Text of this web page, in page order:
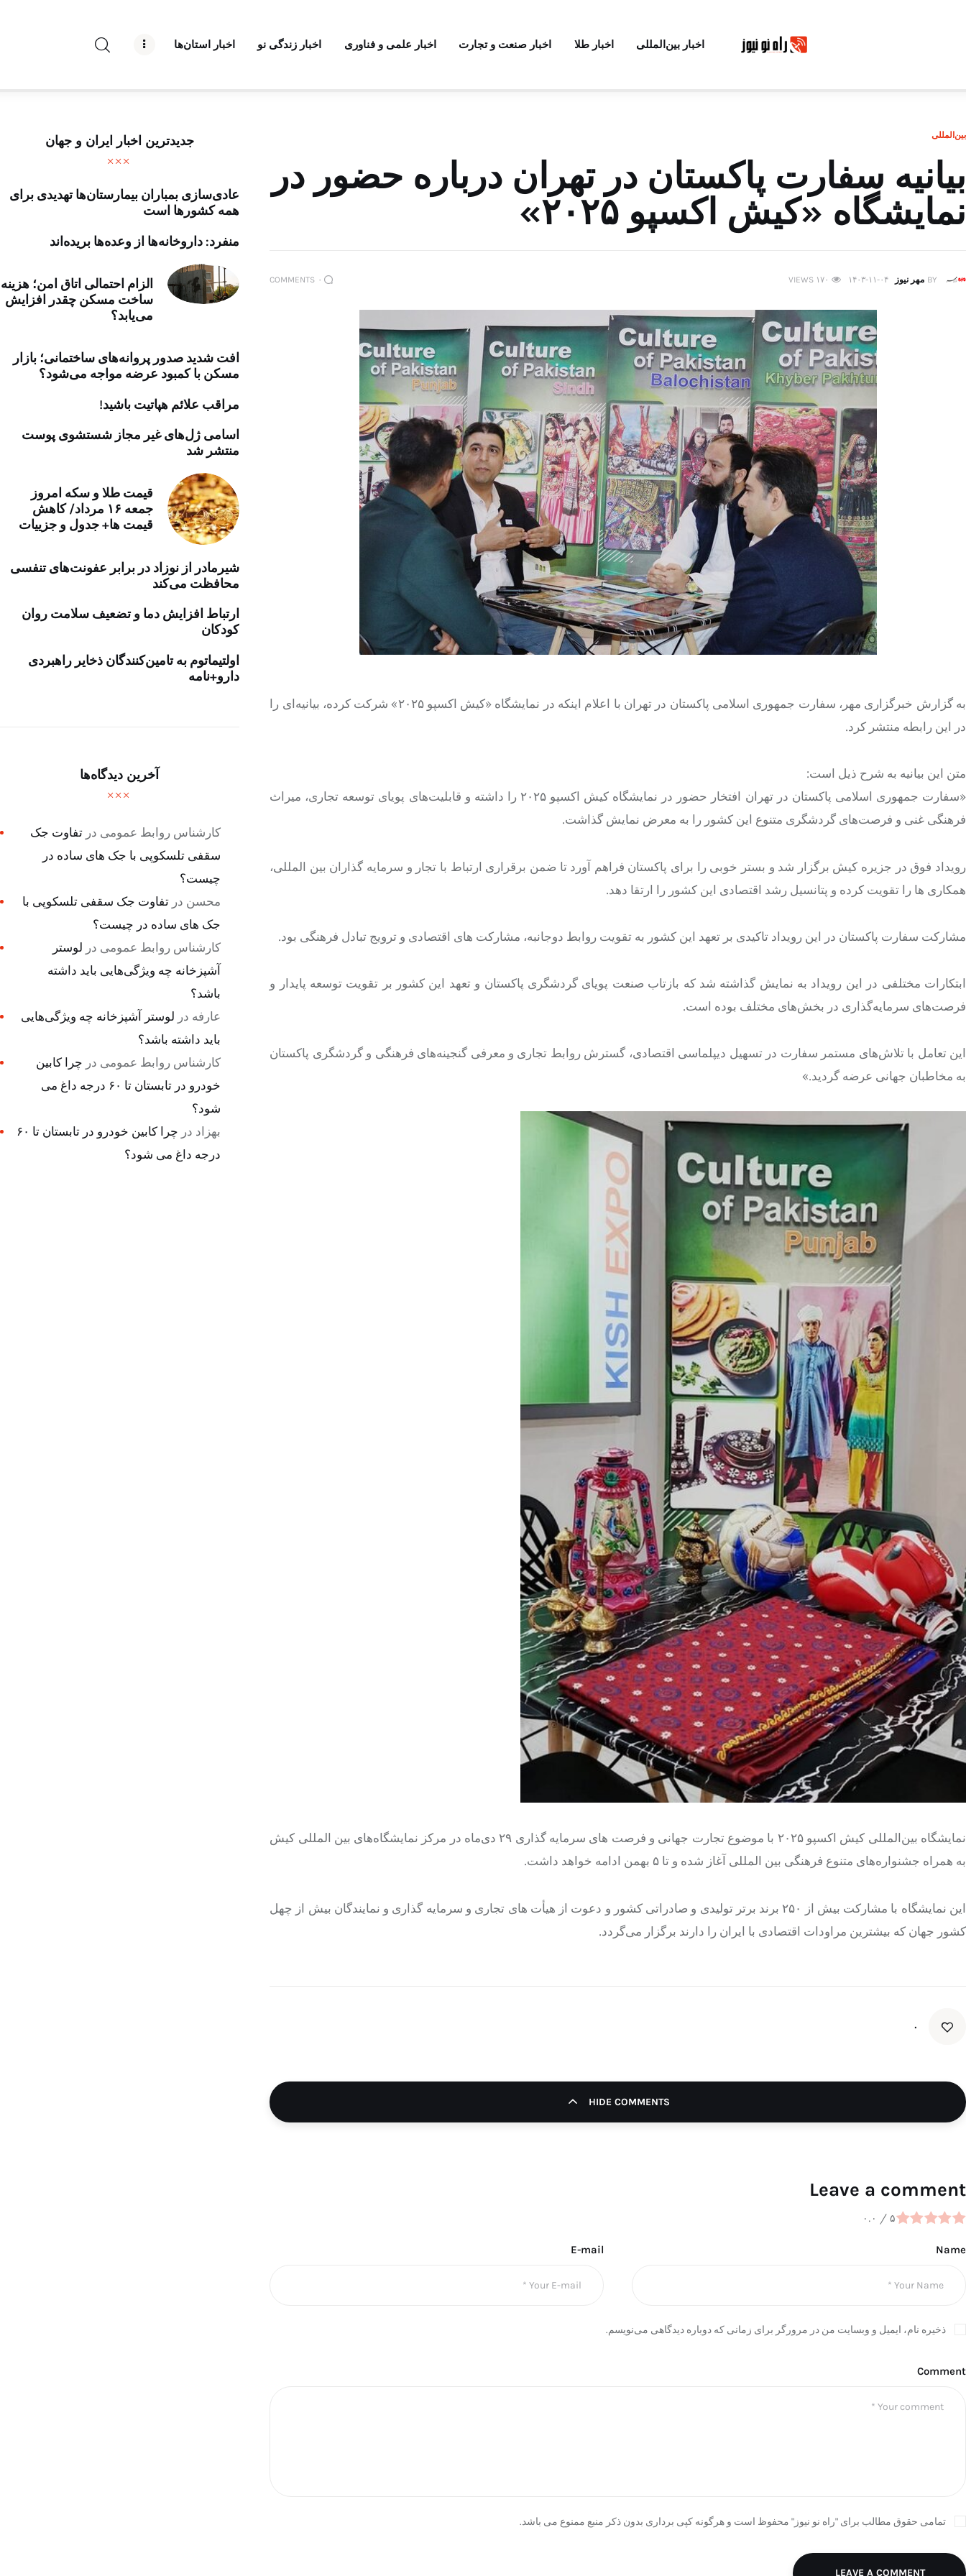
اخبار بین‌المللی اخبار طلا اخبار صنعت و تجارت اخبار علمی و فناوری اخبار زندگی نو اخبار استان‌ها
درباره راه‌ نو نیوز
تبلیغات راه نو نیوز
پایگاه خبری آبان
بین‌المللی
بیانیه سفارت پاکستان در تهران درباره حضور در
نمایشگاه «کیش اکسپو ۲۰۲۵»
BY مهر نیوز ۱۴۰۳-۱۱-۰۴ ۱۷۰ VIEWS ۰ COMMENTS
به گزارش خبرگزاری مهر، سفارت جمهوری اسلامی پاکستان در تهران با اعلام اینکه در نمایشگاه «کیش اکسپو ۲۰۲۵» شرکت کرده، بیانیه‌ای را
در این رابطه منتشر کرد.
متن این بیانیه به شرح ذیل است:
«سفارت جمهوری اسلامی پاکستان در تهران افتخار حضور در نمایشگاه کیش اکسپو ۲۰۲۵ را داشته و قابلیت‌های پویای توسعه تجاری، میراث
فرهنگی غنی و فرصت‌های گردشگری متنوع این کشور را به معرض نمایش گذاشت.
رویداد فوق در جزیره کیش برگزار شد و بستر خوبی را برای پاکستان فراهم آورد تا ضمن برقراری ارتباط با تجار و سرمایه گذاران بین المللی،
همکاری ها را تقویت کرده و پتانسیل رشد اقتصادی این کشور را ارتقا دهد.
مشارکت سفارت پاکستان در این رویداد تاکیدی بر تعهد این کشور به تقویت روابط دوجانبه، مشارکت های اقتصادی و ترویج تبادل فرهنگی بود.
ابتکارات مختلفی در این رویداد به نمایش گذاشته شد که بازتاب صنعت پویای گردشگری پاکستان و تعهد این کشور بر تقویت توسعه پایدار و
فرصت‌های سرمایه‌گذاری در بخش‌های مختلف بوده است.
این تعامل با تلاش‌های مستمر سفارت در تسهیل دیپلماسی اقتصادی، گسترش روابط تجاری و معرفی گنجینه‌های فرهنگی و گردشگری پاکستان
به مخاطبان جهانی عرضه گردید.»
نمایشگاه بین‌المللی کیش اکسپو ۲۰۲۵ با موضوع تجارت جهانی و فرصت های سرمایه گذاری ۲۹ دی‌ماه در مرکز نمایشگاه‌های بین المللی کیش
به همراه جشنواره‌های متنوع فرهنگی بین المللی آغاز شده و تا ۵ بهمن ادامه خواهد داشت.
این نمایشگاه با مشارکت بیش از ۲۵۰ برند برتر تولیدی و صادراتی کشور و دعوت از هیأت های تجاری و سرمایه گذاری و نمایندگان بیش از چهل
کشور جهان که بیشترین مراودات اقتصادی با ایران را دارند برگزار می‌گردد.
۰
HIDE COMMENTS
Leave a comment
۰.۰ / ۵
Name
E-mail
ذخیره نام، ایمیل و وبسایت من در مرورگر برای زمانی که دوباره دیدگاهی می‌نویسم.
Comment
تمامی حقوق مطالب برای "راه نو نیوز" محفوظ است و هرگونه کپی برداری بدون ذکر منبع ممنوع می باشد.
LEAVE A COMMENT
جدیدترین اخبار ایران و جهان
عادی‌سازی بمباران بیمارستان‌ها تهدیدی برای
همه کشورها است
منفرد: داروخانه‌ها از وعده‌ها بریده‌اند
الزام احتمالی اتاق امن؛ هزینه
ساخت مسکن چقدر افزایش
می‌یابد؟
افت شدید صدور پروانه‌های ساختمانی؛ بازار
مسکن با کمبود عرضه مواجه می‌شود؟
مراقب علائم هپاتیت باشید!
اسامی ژل‌های غیر مجاز شستشوی پوست
منتشر شد
قیمت طلا و سکه امروز
جمعه ۱۶ مرداد/ کاهش
قیمت ها+ جدول و جزییات
شیرمادر از نوزاد در برابر عفونت‌های تنفسی
محافظت می‌کند
ارتباط افزایش دما و تضعیف سلامت روان
کودکان
اولتیماتوم به تامین‌کنندگان ذخایر راهبردی
دارو+نامه
آخرین دیدگاه‌ها
کارشناس روابط عمومی در تفاوت جک
سقفی تلسکوپی با جک های ساده در
چیست؟
محسن در تفاوت جک سقفی تلسکوپی با
جک های ساده در چیست؟
کارشناس روابط عمومی در لوستر
آشپزخانه چه ویژگی‌هایی باید داشته
باشد؟
عارفه در لوستر آشپزخانه چه ویژگی‌هایی
باید داشته باشد؟
کارشناس روابط عمومی در چرا کابین
خودرو در تابستان تا ۶۰ درجه داغ می
شود؟
بهزاد در
چرا کابین خودرو در تابستان تا ۶۰
درجه داغ می شود؟